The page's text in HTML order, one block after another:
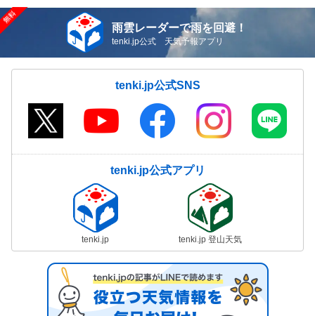
雨雲レーダーで雨を回避！
tenki.jp公式 天気予報アプリ
tenki.jp公式SNS
tenki.jp公式アプリ
tenki.jp tenki.jp 登山天気